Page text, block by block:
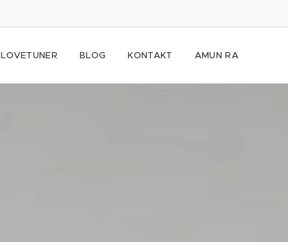
LOVETUNER BLOG KONTAKT AMUN RA